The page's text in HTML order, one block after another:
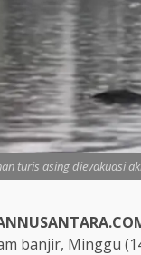
turis asing dievakuasi
banjir, Minggu